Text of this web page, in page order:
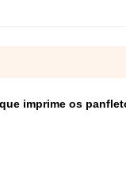
imprime os